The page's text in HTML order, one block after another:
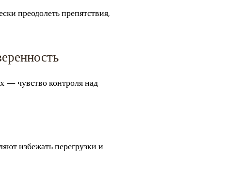
преодолеть препятствия,
— чувство контроля над
избежать перегрузки и